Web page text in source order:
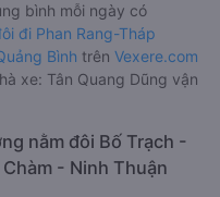
bình mỗi ngày có
đi Phan Rang-Tháp
Bình trên Vexere.com
xe: Tân Quang Dũng vận
nằm đôi Bố Trạch -
- Ninh Thuận